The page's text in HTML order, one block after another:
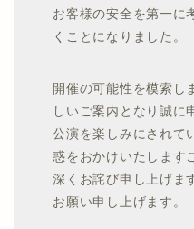
お客様の安全を第一に
くことになりました。
開催の可能性を模索し
しいご案内となり誠に
公演を楽しみにされて
惑をおかけいたします
深くお詫び申し上げま
お願い申し上げます。